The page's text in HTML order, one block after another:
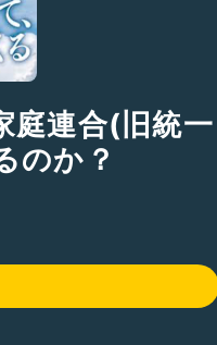
連合(旧統一
のか？